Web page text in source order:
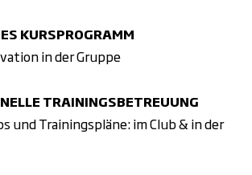
KURSPROGRAMM
in der Gruppe
TRAININGSBETREUUNG
und Trainingspläne: im Club & in der